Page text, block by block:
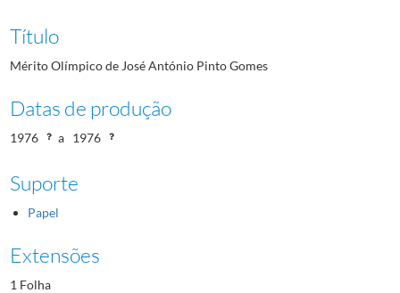
Título
Mérito Olímpico de José António Pinto Gomes
Datas de produção
1976 a 1976
Suporte
Papel
Extensões
1 Folha